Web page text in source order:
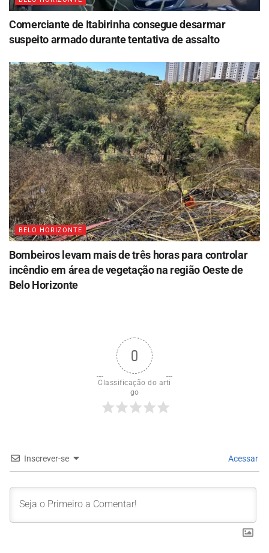
Comerciante de Itabirinha consegue desarmar
suspeito armado durante tentativa de assalto
BELO HORIZONTE
Bombeiros levam mais de três horas para controlar
incêndio em área de vegetação na região Oeste de
Belo Horizonte
0
Classificação do arti
go
Inscrever-se Acessar